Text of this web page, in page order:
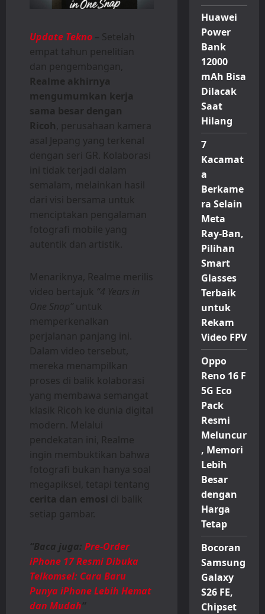
Update Tekno – Setelah
empat tahun penelitian
dan pengembangan,
Realme akhirnya
mengumumkan kerja
sama besar dengan
Ricoh, perusahaan kamera
asal Jepang yang terkenal
dengan seri GR. Kolaborasi
ini tidak terjadi dalam
semalam, melainkan hasil
dari visi bersama untuk
menciptakan pengalaman
fotografi mobile yang
autentik dan artistik.
Menariknya, Realme merilis
video bertajuk “4 Years in
One Snap”untuk
memperkenalkan
perjalanan panjang ini.
Dalam video tersebut,
mereka menampilkan
proses di balik kolaborasi
yang membawa semangat
klasik Ricoh ke dunia digital
modern. Melalui
pendekatan ini, Realme
ingin membuktikan bahwa
fotografi bukan hanya soal
megapiksel, tetapi tentang
cerita dan emosi di balik
setiap gambar.
“Baca juga: Pre-Order
iPhone 17 Resmi Dibuka
Telkomsel: Cara Baru
Punya iPhone Lebih Hemat
dan Mudah“
Huawei
Power
Bank
12000
mAh Bisa
Dilacak
Saat
Hilang
7
Kacamat
a
Berkame
ra Selain
Meta
Ray-Ban,
Pilihan
Smart
Glasses
Terbaik
untuk
Rekam
Video FPV
Oppo
Reno 16 F
5G Eco
Pack
Resmi
Meluncur
, Memori
Lebih
Besar
dengan
Harga
Tetap
Bocoran
Samsung
Galaxy
S26 FE,
Chipset